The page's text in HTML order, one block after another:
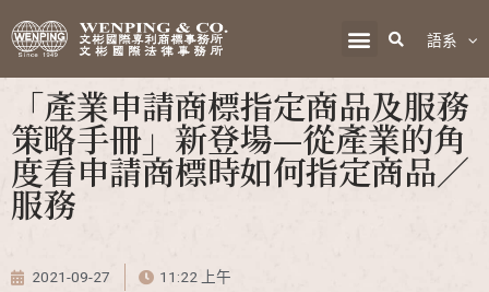
語系
「產業申請商標指定商品及服務
策略手冊」新登場—從產業的角
度看申請商標時如何指定商品／
服務
2021-09-27 11:22 上午